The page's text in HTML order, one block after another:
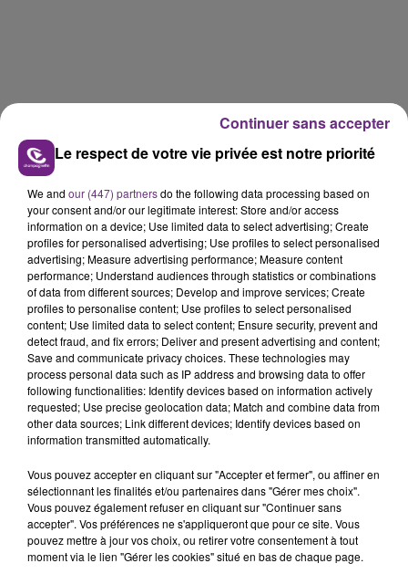
FIL D'ACTU
7 août 2026
LA CENTRALE NUCLÉAIRE DE CHOOZ
TOUJOURS À L'ARRÊT
Cela fait déjà une semaine que la centrale
nucléaire ardennaise est à l'arrêt. Une situation
justifiée par la sécheresse intense qui est toujours
présente.
7 août 2026
LE MAGASIN JOUÉCLUB DE REIMS FERME
Le respect de votre vie privée est notre priorité
We and our (447) partnersdo the following data processing based on
your consent and/or our legitimate interest: Store and/or access
information on a device; Use limited data to select advertising; Create
profiles for personalised advertising; Use profiles to select personalised
advertising; Measure advertising performance; Measure content
performance; Understand audiences through statistics or combinations
of data from different sources; Develop and improve services; Create
profiles to personalise content; Use profiles to select personalised
content; Use limited data to select content; Ensure security, prevent and
detect fraud, and fix errors; Deliver and present advertising and content;
Save and communicate privacy choices. These technologies may
process personal data such as IP address and browsing data to offer
following functionalities: Identify devices based on information actively
requested; Use precise geolocation data; Match and combine data from
other data sources; Link different devices; Identify devices based on
information transmitted automatically.
Vous pouvez accepter en cliquant sur "Accepter et fermer", ou affiner en
sélectionnant les finalités et/ou partenaires dans "Gérer mes choix".
Vous pouvez également refuser en cliquant sur "Continuer sans
accepter". Vos préférences ne s'appliqueront que pour ce site. Vous
pouvez mettre à jour vos choix, ou retirer votre consentement à tout
moment via le lien "Gérer les cookies" situé en bas de chaque page.
Continuer sans accepter